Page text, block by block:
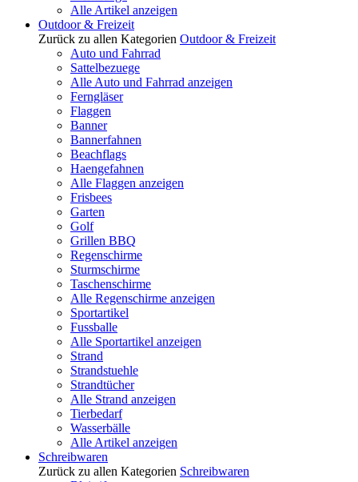
Alle Artikel anzeigen
Outdoor & Freizeit
Zurück zu allen Kategorien Outdoor & Freizeit
Auto und Fahrrad
Sattelbezuege
Alle Auto und Fahrrad anzeigen
Ferngläser
Flaggen
Banner
Bannerfahnen
Beachflags
Haengefahnen
Alle Flaggen anzeigen
Frisbees
Garten
Golf
Grillen BBQ
Regenschirme
Sturmschirme
Taschenschirme
Alle Regenschirme anzeigen
Sportartikel
Fussballe
Alle Sportartikel anzeigen
Strand
Strandstuehle
Strandtücher
Alle Strand anzeigen
Tierbedarf
Wasserbälle
Alle Artikel anzeigen
Schreibwaren
Zurück zu allen Kategorien Schreibwaren